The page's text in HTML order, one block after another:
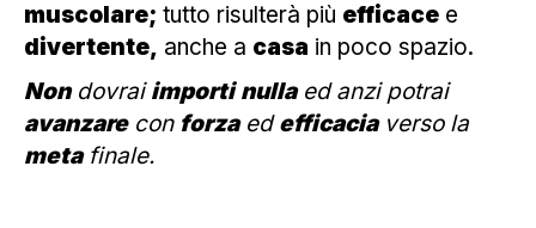
muscolare; tutto risulterà più efficace e
divertente, anche a casa in poco spazio.
Nondovraiimporti nullaed anzi potrai
avanzarecon forzaedefficaciaverso la
metafinale.